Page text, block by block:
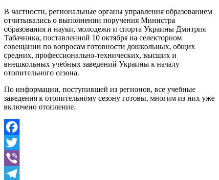
В частности, региональные органы управления образованием
отчитывались о выполнении поручения Министра
образования и науки, молодежи и спорта Украины Дмитрия
Табачника, поставленной 10 октября на селекторном
совещании по вопросам готовности дошкольных, общих
средних, профессионально-технических, высших и
внешкольных учебных заведений Украины к началу
отопительного сезона.
По информации, поступившей из регионов, все учебные
заведения к отопительному сезону готовы, многим из них уже
включено отопление.
Facebook
Twitter
Viber